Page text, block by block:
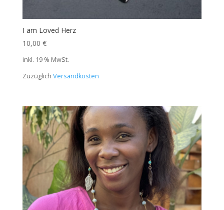
I am Loved Herz
10,00 €
inkl. 19 % MwSt.
Zuzüglich Versandkosten